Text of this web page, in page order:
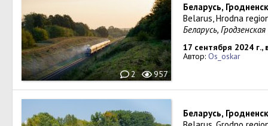
2 957
Беларусь,
Belarus, Hrodna
Беларусь,
17 сентября 2024 г.,
Автор: Os_oskar
Беларусь,